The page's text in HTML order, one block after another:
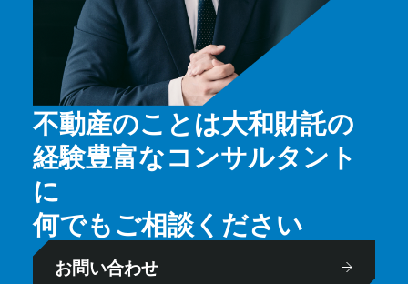
不動産のことは大和財託の
経験豊富なコンサルタント
に
何でもご相談ください
お問い合わせ